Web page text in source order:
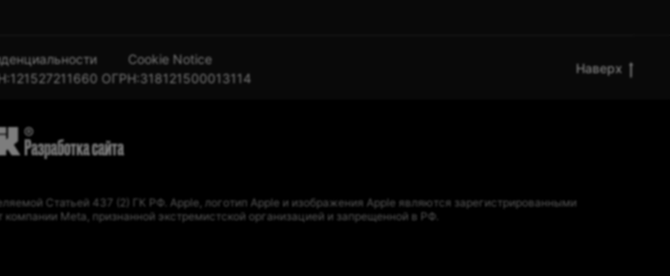
Cookie Notice
ОГРН:318121500013114
Наверх
Статьей 437 (2) ГК РФ. Apple, логотип Apple и изображения Apple являются зарегистрированными
Meta, признанной экстремистской организацией и запрещенной в РФ.